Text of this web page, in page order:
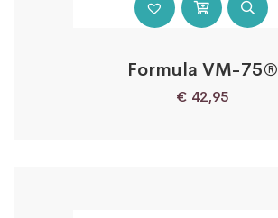
Formula VM-75®
€ 42,95